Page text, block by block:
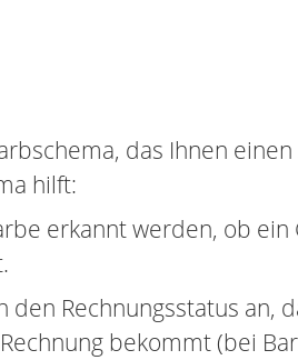
das Ihnen
hilft:
erkannt werden, ob
Rechnungsstatus an,
bekommt (bei